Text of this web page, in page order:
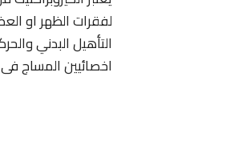
لفقرات الظهر او
التأهيل البدني
اخصائيين المساج